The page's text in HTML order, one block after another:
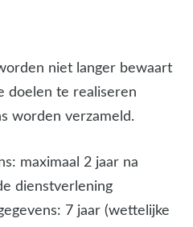
niet langer bewaart
doelen te realiseren
worden verzameld.
maximaal 2 jaar na
dienstverlening
7 jaar (wettelijke